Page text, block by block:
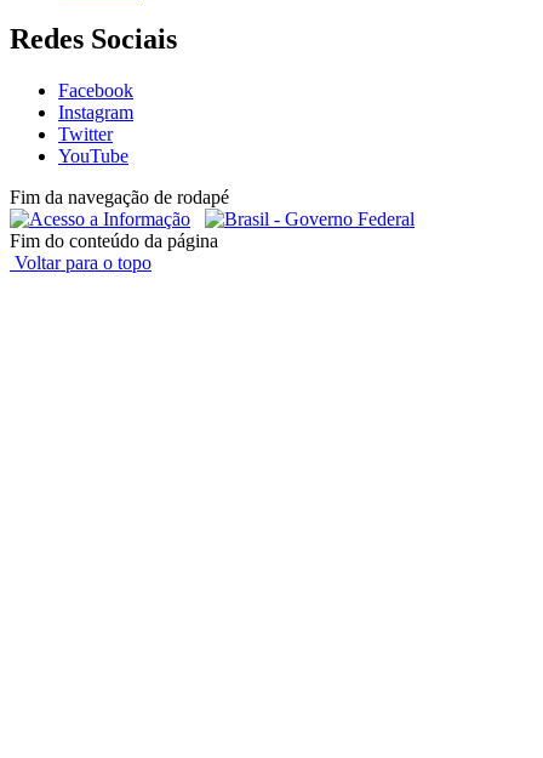
Redes Sociais
Facebook
Instagram
Twitter
YouTube
Fim da navegação de rodapé
Fim do conteúdo da página
Voltar para o topo